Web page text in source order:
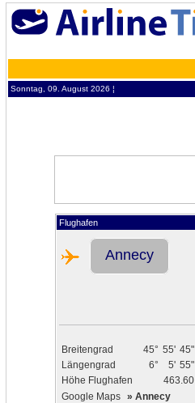
Sonntag, 09. August 2026 ¦
Flughafen
Annecy
Breitengrad 45° 55' 45"
Längengrad
6° 5' 55"
Höhe Flughafen
463.60
Google Maps » Annecy